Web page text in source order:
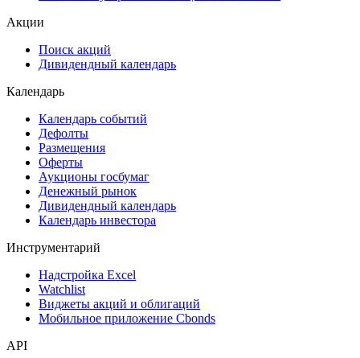
ESG
Самые популярные облигации на Cbonds.ru
Дивидендный календарь
Календарь
Календарь событий
Дефолты
Размещения
Оферты
Аукционы госбумаг
Денежный рынок
Календарь инвестора
Инструментарий
Надстройка Excel